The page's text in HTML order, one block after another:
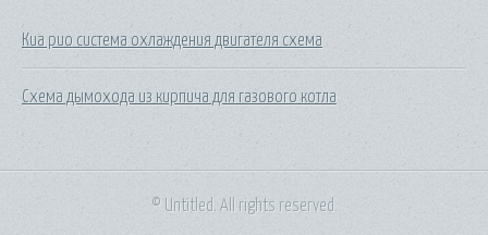
Киа рио система охлаждения двигателя схема
Схема дымохода из кирпича для газового котла
© Untitled. All rights reserved.